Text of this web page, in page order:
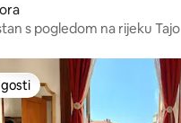
s pogledom na rijeku Tajo